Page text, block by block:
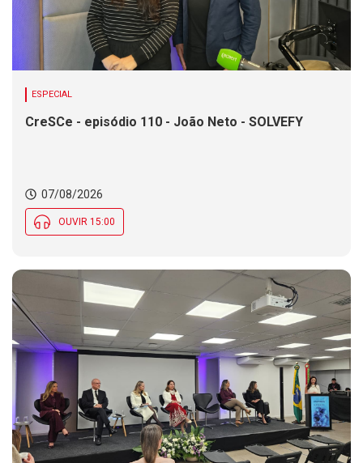
ESPECIAL
CreSCe - episódio 110 - João Neto - SOLVEFY
07/08/2026
OUVIR 15:00